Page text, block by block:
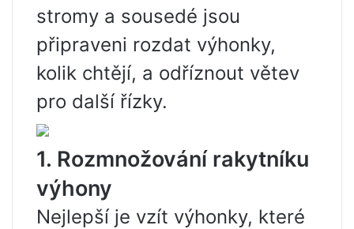
stromy a sousedé jsou
připraveni rozdat výhonky,
kolik chtějí, a odříznout větev
pro další řízky.
1. Rozmnožování rakytníku
výhony
Nejlepší je vzít výhonky, které